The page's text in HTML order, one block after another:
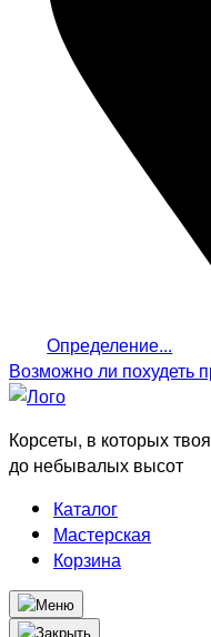
Определение...
Возможно ли похудеть
Корсеты, в которых
до небывалых высот
Каталог
Мастерская
Корзина